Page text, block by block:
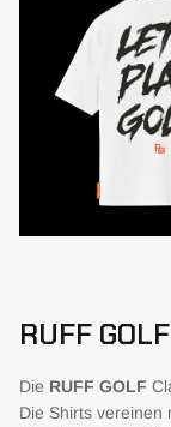
RUFF
Die RUFF GOLF
Die Shirts vereinen